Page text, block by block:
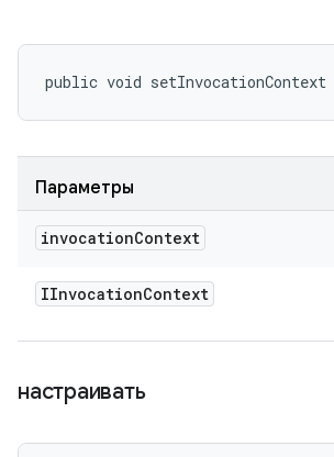
public void
Параметры
invocationContext
IInvocationContext
настраивать